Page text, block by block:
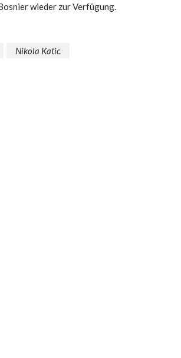
wieder zur Verfügung.
Nikola Katic